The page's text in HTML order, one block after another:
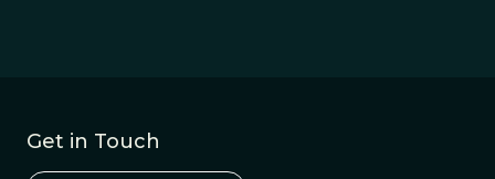
Get in Touch